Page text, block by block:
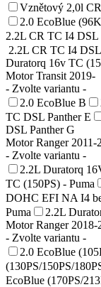
Vznětový 2,0l
2.0 EcoBlue
2.2L CR TC I4 DSL
2.2L CR TC I4
Duratorq 16v TC
Motor Transit 2019-
- Zvolte variantu -
2.0 EcoBlue B
TC DSL Panther E
DSL Panther G
Motor Ranger 2011-
- Zvolte variantu -
2.2L Duratorq
TC (150PS) - Puma
DOHC EFI NA I4
Puma
2.2L
Motor Ranger 2018-
- Zvolte variantu -
2.0 EcoBlue
(130PS/150PS/
EcoBlue (170PS/